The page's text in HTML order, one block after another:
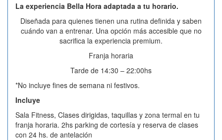
La experiencia Bella Hora adaptada a tu horario.
Diseñada para quienes tienen una rutina definida y saben
cuándo van a entrenar. Una opción más accesible que no
sacrifica la experiencia premium.
Franja horaria
Tarde de 14:30 – 22:00hs
*No incluye fines de semana ni festivos.
Incluye
Sala Fitness, Clases dirigidas, taquillas y zona termal en tu
franja horaria. 2hs parking de cortesía y reserva de clases
con 24 hs. de antelación